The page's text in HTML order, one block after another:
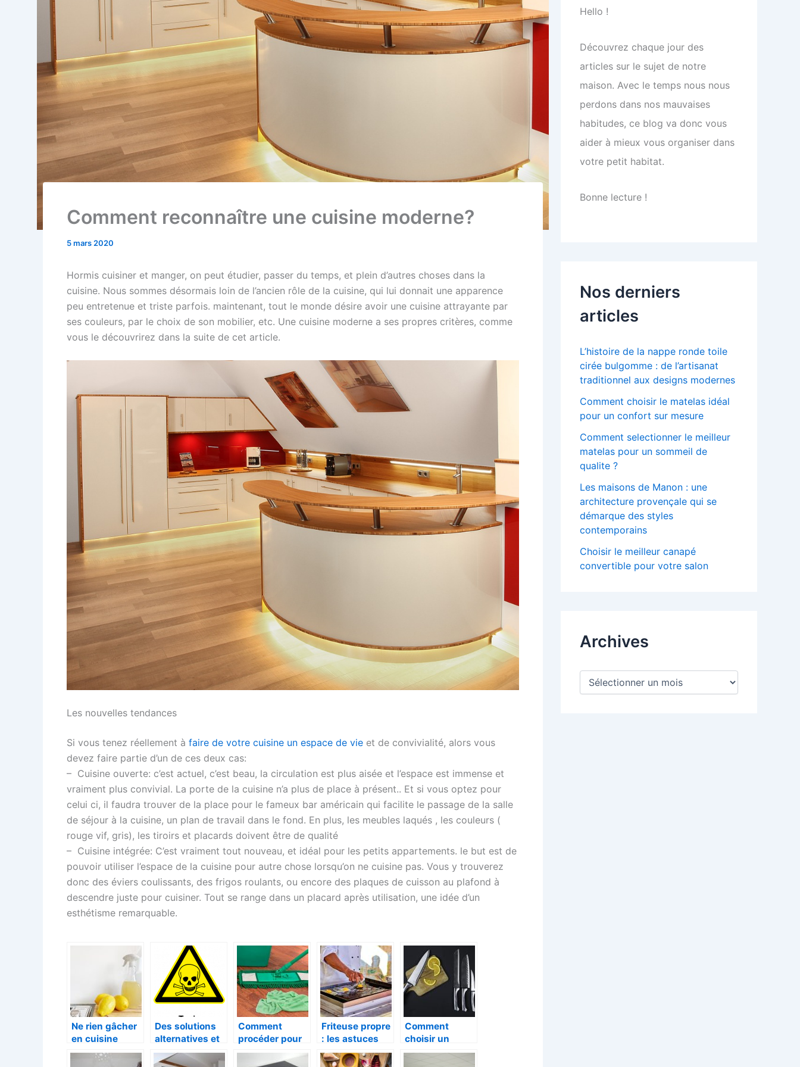
Comment reconnaître une cuisine moderne?
5 mars 2020
Hormis cuisiner et manger, on peut étudier, passer du temps, et plein d’autres choses dans la
cuisine. Nous sommes désormais loin de l’ancien rôle de la cuisine, qui lui donnait une apparence
peu entretenue et triste parfois. maintenant, tout le monde désire avoir une cuisine attrayante par
ses couleurs, par le choix de son mobilier, etc. Une cuisine moderne a ses propres critères, comme
vous le découvrirez dans la suite de cet article.
Les nouvelles tendances
Si vous tenez réellement à faire de votre cuisine un espace de vie et de convivialité, alors vous
devez faire partie d’un de ces deux cas:
– Cuisine ouverte: c’est actuel, c’est beau, la circulation est plus aisée et l’espace est immense et
vraiment plus convivial. La porte de la cuisine n’a plus de place à présent.. Et si vous optez pour
celui ci, il faudra trouver de la place pour le fameux bar américain qui facilite le passage de la salle
de séjour à la cuisine, un plan de travail dans le fond. En plus, les meubles laqués , les couleurs (
rouge vif, gris), les tiroirs et placards doivent être de qualité
– Cuisine intégrée: C’est vraiment tout nouveau, et idéal pour les petits appartements. le but est de
pouvoir utiliser l’espace de la cuisine pour autre chose lorsqu’on ne cuisine pas. Vous y trouverez
donc des éviers coulissants, des frigos roulants, ou encore des plaques de cuisson au plafond à
descendre juste pour cuisiner. Tout se range dans un placard après utilisation, une idée d’un
esthétisme remarquable.
Ne rien gâcher
en cuisine
Des solutions
alternatives et
moins toxiques
pour vos
Comment
procéder pour
alléger les
taches de
Friteuse propre
: les astuces
maison sont-
elles efficaces
Comment
choisir un
couteau de
Hello !
Découvrez chaque jour des
articles sur le sujet de notre
maison. Avec le temps nous nous
perdons dans nos mauvaises
habitudes, ce blog va donc vous
aider à mieux vous organiser dans
votre petit habitat.
Bonne lecture !
Nos derniers
articles
L’histoire de la nappe ronde toile
cirée bulgomme : de l’artisanat
traditionnel aux designs modernes
Comment choisir le matelas idéal
pour un confort sur mesure
Comment selectionner le meilleur
matelas pour un sommeil de
qualite ?
Les maisons de Manon : une
architecture provençale qui se
démarque des styles
contemporains
Choisir le meilleur canapé
convertible pour votre salon
Archives
A